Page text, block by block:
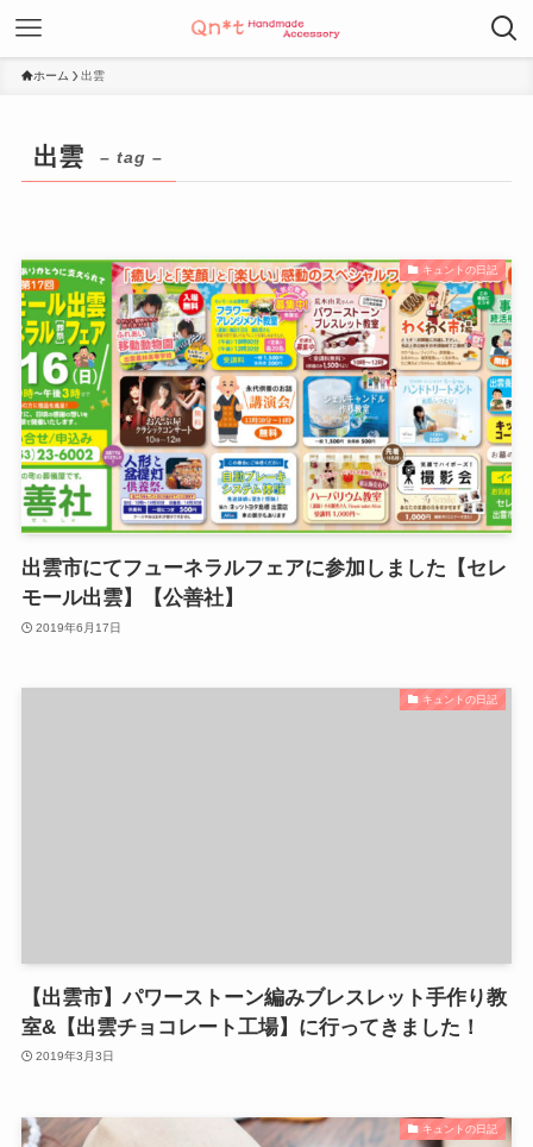
ホーム 出雲
出雲 – tag –
キュントの日記
出雲市にてフューネラルフェアに参加しました【セレ
モール出雲】【公善社】
2019年6月17日
キュントの日記
【出雲市】パワーストーン編みブレスレット手作り教
室&【出雲チョコレート工場】に行ってきました！
2019年3月3日
キュントの日記